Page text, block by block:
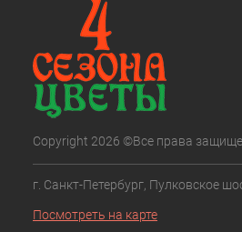
Copyright 2026 ©Все права
г. Санкт-Петербург, Пулковское
Посмотреть на карте